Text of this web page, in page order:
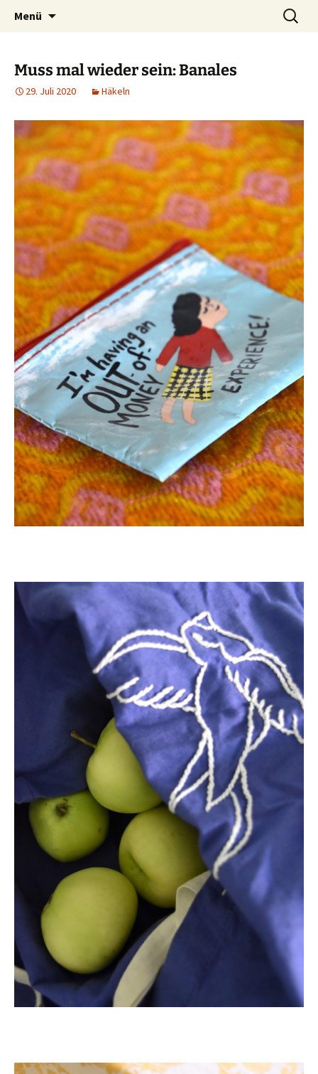
Häkelfieber
Ich bin im…
Menü
Suchen
nach:
Muss mal wieder sein: Banales
29. Juli 2020 Häkeln